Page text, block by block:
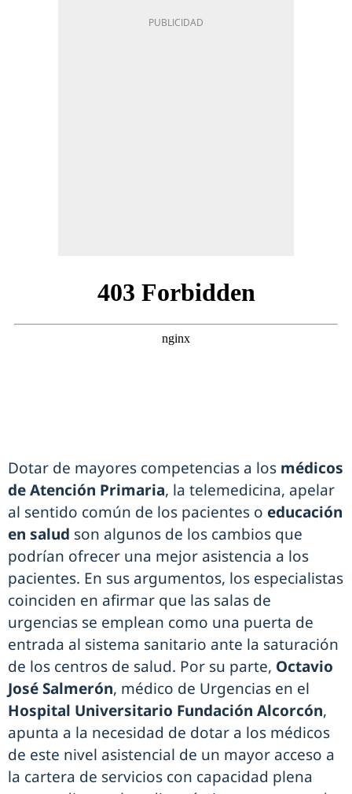
Dotar de mayores competencias a los médicos
de Atención Primaria, la telemedicina, apelar
al sentido común de los pacientes o educación
en salud son algunos de los cambios que
podrían ofrecer una mejor asistencia a los
pacientes. En sus argumentos, los especialistas
coinciden en afirmar que las salas de
urgencias se emplean como una puerta de
entrada al sistema sanitario ante la saturación
de los centros de salud. Por su parte, Octavio
José Salmerón, médico de Urgencias en el
Hospital Universitario Fundación Alcorcón,
apunta a la necesidad de dotar a los médicos
de este nivel asistencial de un mayor acceso a
la cartera de servicios con capacidad plena